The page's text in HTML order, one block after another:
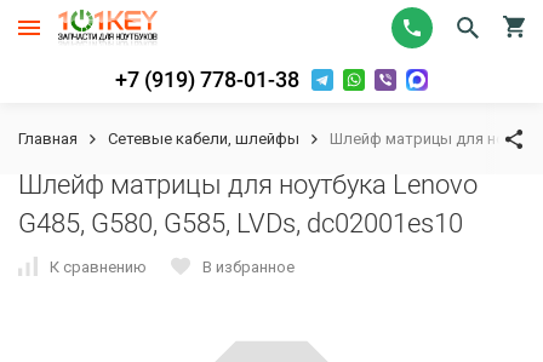
+7 (919) 778-01-38
Главная Сетевые кабели, шлейфы Шлейф матрицы для
Шлейф матрицы для ноутбука Lenovo
G485, G580, G585, LVDs, dc02001es10
К сравнению В избранное